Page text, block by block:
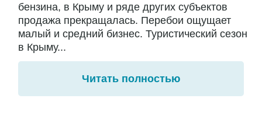
бензина, в Крыму и ряде других субъектов
продажа прекращалась. Перебои ощущает
малый и средний бизнес. Туристический сезон
в Крыму...
Читать полностью